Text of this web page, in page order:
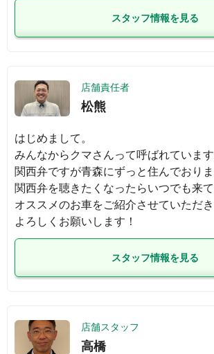
スタッフ情報を見る
店舗責任者
松熊
はじめまして。
みんなからクマさんって呼ばれています
関西弁ですが青森にずっと住んでおりま
関西弁を聴きたくなったらいつでも来て
オススメのお車をご紹介させていただき
よろしくお願いします！
スタッフ情報を見る
店舗スタッフ
高橋